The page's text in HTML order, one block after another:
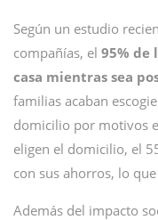
Según un estudio
compañías, el 95% de
casa mientras sea
familias acaban
domicilio por motivos
eligen el domicilio, el
con sus ahorros, lo
Además del impacto